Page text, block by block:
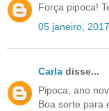
Força pipoca!
05 janeiro,
Carla disse...
Pipoca, ano
Boa sorte para